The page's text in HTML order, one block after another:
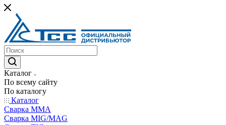
Каталог
По всему сайту
По каталогу
Каталог
Сварка MMA
Сварка MIG/MAG